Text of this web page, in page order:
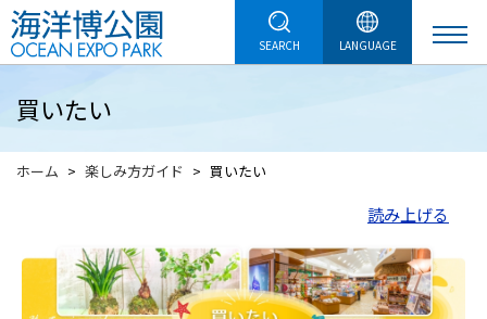
SEARCH LANGUAGE
買いたい
ホーム 楽しみ方ガイド 買いたい
読み上げる